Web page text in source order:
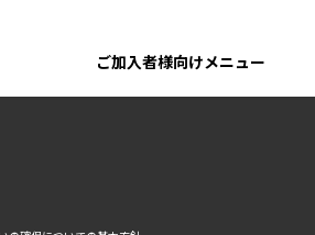
ご加入者様向けメニュー